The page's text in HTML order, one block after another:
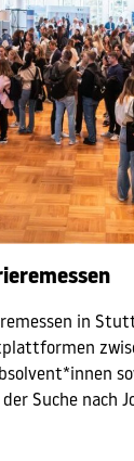
in
Suche nach